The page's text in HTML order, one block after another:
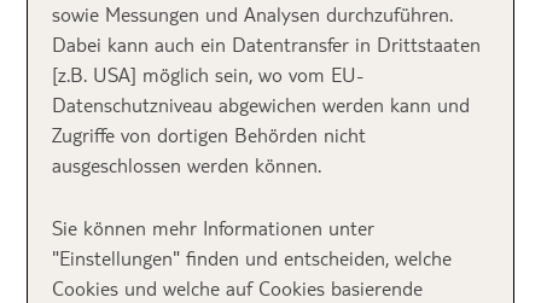
Jeder kennt sie: die Dünen von Maspalomas sind eines der Wahrzeichen
sowie Messungen und Analysen durchzuführen.
Dabei kann auch ein Datentransfer in Drittstaaten
[z.B. USA] möglich sein, wo vom EU-
Datenschutzniveau abgewichen werden kann und
Zugriffe von dortigen Behörden nicht
ausgeschlossen werden können.
Sie können mehr Informationen unter
"Einstellungen" finden und entscheiden, welche
Cookies und welche auf Cookies basierende